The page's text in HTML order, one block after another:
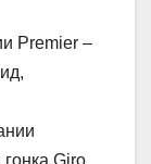
Premier –